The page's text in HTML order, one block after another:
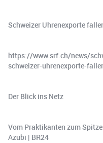
Schweizer Uhrenexporte
https://www.srf.ch/news/
schweizer-uhrenexporte-
Der Blick ins Netz
Vom Praktikanten zum
Azubi | BR24